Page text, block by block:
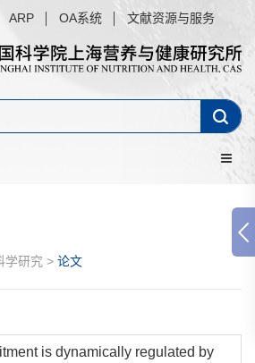
ARP OA系统 文献资源与服务
学研究 > 论文
is dynamically regulated by